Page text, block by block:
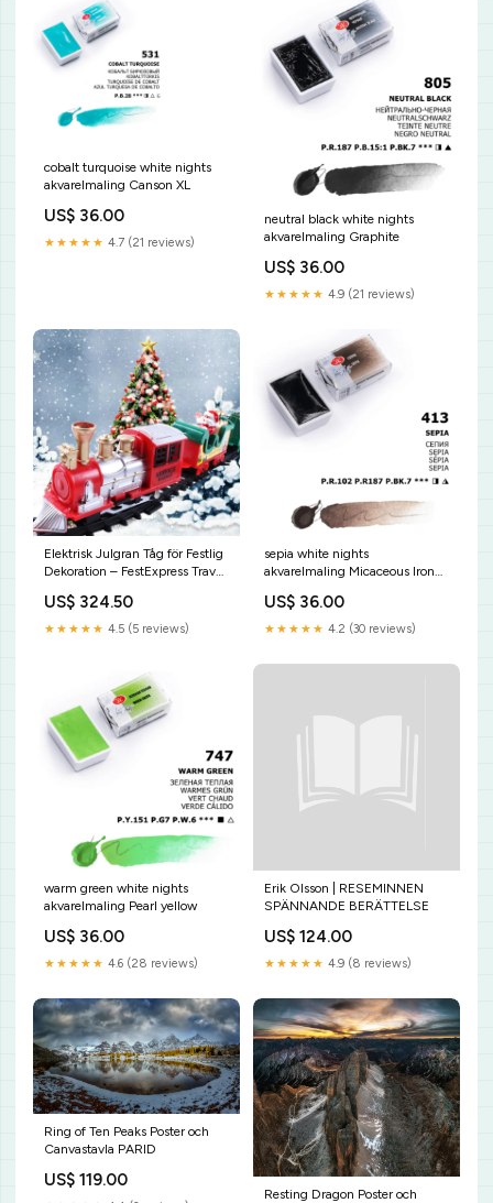
cobalt turquoise white nights
akvarelmaling Canson XL
US$ 36.00
★★★★★ 4.7 (21 reviews)
neutral black white nights
akvarelmaling Graphite
US$ 36.00
★★★★★ 4.9 (21 reviews)
Elektrisk Julgran Tåg för Festlig
Dekoration – FestExpress Travel
US$ 324.50
★★★★★ 4.5 (5 reviews)
sepia white nights
akvarelmaling Micaceous Iron
US$ 36.00
★★★★★ 4.2 (30 reviews)
warm green white nights
akvarelmaling Pearl yellow
US$ 36.00
★★★★★ 4.6 (28 reviews)
Erik Olsson | RESEMINNEN
SPÄNNANDE BERÄTTELSE
US$ 124.00
★★★★★ 4.9 (8 reviews)
Ring of Ten Peaks Poster och
Canvastavla PARID
US$ 119.00
Resting Dragon Poster och